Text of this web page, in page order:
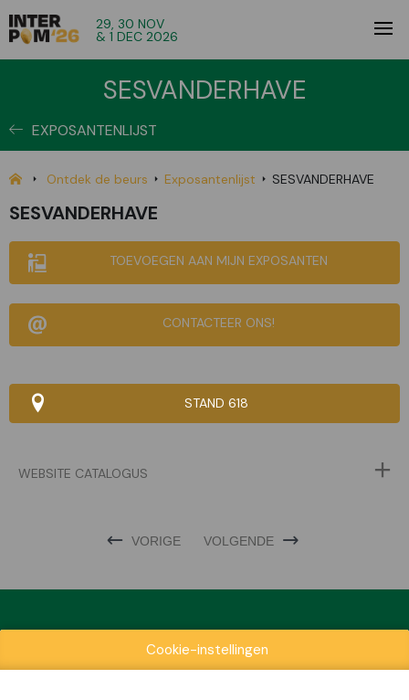
29, 30 NOV
& 1 DEC 2026
SESVANDERHAVE
EXPOSANTENLIJST
Ontdek de beurs Exposantenlijst SESVANDERHAVE
SESVANDERHAVE
TOEVOEGEN AAN MIJN EXPOSANTEN
CONTACTEER ONS!
STAND 618
WEBSITE CATALOGUS
VORIGE VOLGENDE
Exposantenlijst
Cookie-instellingen